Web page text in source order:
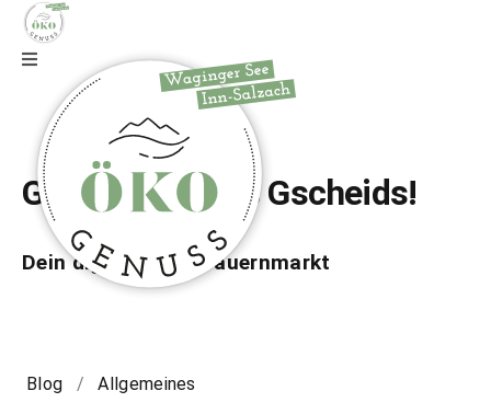
Zur Webseite
Gfrei di auf wos Gscheids!
Dein digitaler Bio-Bauernmarkt
Blog / Allgemeines